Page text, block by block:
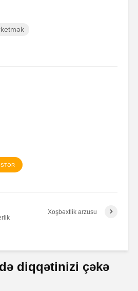
Xoşbəxtlik arzusu
diqqətinizi çəkə